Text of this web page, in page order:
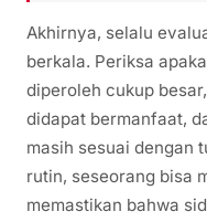
Akhirnya, selalu
berkala. Periksa
diperoleh cukup
didapat bermanfaat,
masih sesuai dengan
rutin, seseorang bisa
memastikan bahwa